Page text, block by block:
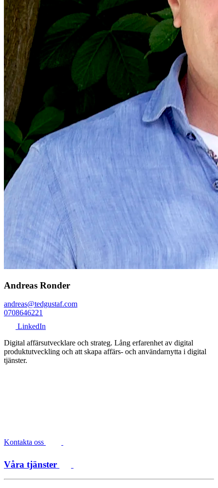
Andreas Ronder
andreas@tedgustaf.com
0708646221
LinkedIn
Digital affärsutvecklare och strateg. Lång erfarenhet av digital
produktutveckling och att skapa affärs- och användarnytta i digital
tjänster.
Kontakta oss
Våra tjänster